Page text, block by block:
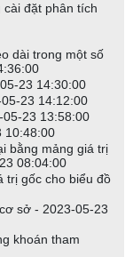
cài đặt phân tích
dài trong một số
23 14:30:00
23 14:12:00
05-23 13:58:00
10:48:00
bằng mảng giá trị
08:04:00
trị gốc cho biểu đồ
sở - 2023-05-23
khoán tham